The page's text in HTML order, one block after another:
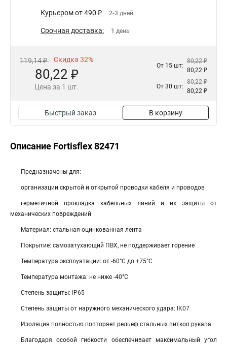
Курьером от 490 ₽ 2-3 дней
Срочная доставка: 1 день
119,14 ₽ Скидка 32%
80,22 ₽
Цена за 1 шт.
От 15 шт:
80,22 ₽
80,22 ₽
От 30 шт:
80,22 ₽
80,22 ₽
Быстрый заказ В корзину
Описание Fortisflex 82471
Предназначены для:
организации скрытой и открытой проводки кабеля и проводов
герметичной прокладка кабельных линий и их защиты от
механических повреждений
Материал: стальная оцинкованная лента
Покрытие: самозатухающий ПВХ, не поддерживает горение
Температура эксплуатации: от -60°С до +75°С
Температура монтажа: не ниже -40°С
Степень защиты: IP65
Степень защиты от наружного механического удара: IK07
Изоляция полностью повторяет рельеф стальных витков рукава
Благодаря особой гибкости обеспечивает максимальный угол